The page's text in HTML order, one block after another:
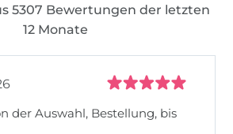
5307 Bewertungen der letzten
12 Monate
der Auswahl, Bestellung, bis